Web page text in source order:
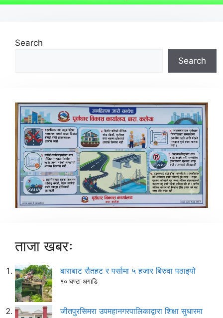
Search
Search
ताजा खबरः
बाराबाट रौतहट र पर्सामा ५ हजार बिरुवा पठाइयो
१० घण्टा अगाडि
जीतपुरसिमरा उपमहानगरपालिकाद्वारा शिक्षा सुधारमा